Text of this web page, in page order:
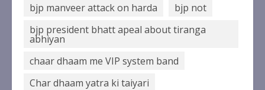
एमडीडीए का अवैध प्लाटिंग और निर्माण पर
बड़ा एक्शन
August 8, 2026
मुख्यमंत्री के निर्देशन में कांवड़ यात्रा के
bjp manveer attack on harda
bjp not
bjp president bhatt apeal about tiranga
abhiyan
chaar dhaam me VIP system band
Char dhaam yatra ki taiyari